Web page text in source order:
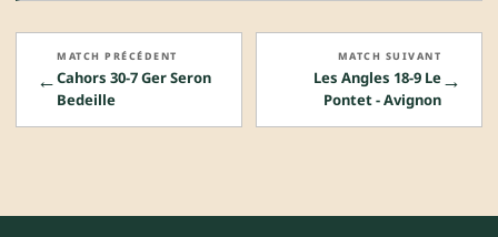
←
MATCH PRÉCÉDENT
Cahors 30-7 Ger Seron
Bedeille
→
MATCH SUIVANT
Les Angles 18-9 Le
Pontet - Avignon